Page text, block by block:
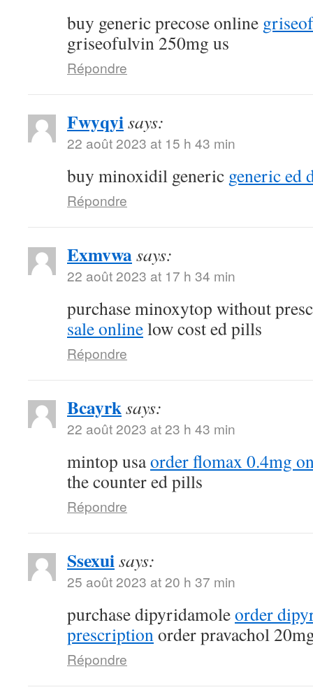
buy generic precose online
griseofulvin 250mg us
Répondre
Fwyqyisays:
22 août 2023 at 15 h 43 min
buy minoxidil generic generic ed
Répondre
Exmvwasays:
22 août 2023 at 17 h 34 min
purchase minoxytop without
sale onlinelow cost ed pills
Répondre
Bcayrksays:
22 août 2023 at 23 h 43 min
mintop usaorder flomax 0.4mg
the counter ed pills
Répondre
Ssexuisays:
25 août 2023 at 20 h 37 min
purchase dipyridamoleorder
prescriptionorder pravachol
Répondre